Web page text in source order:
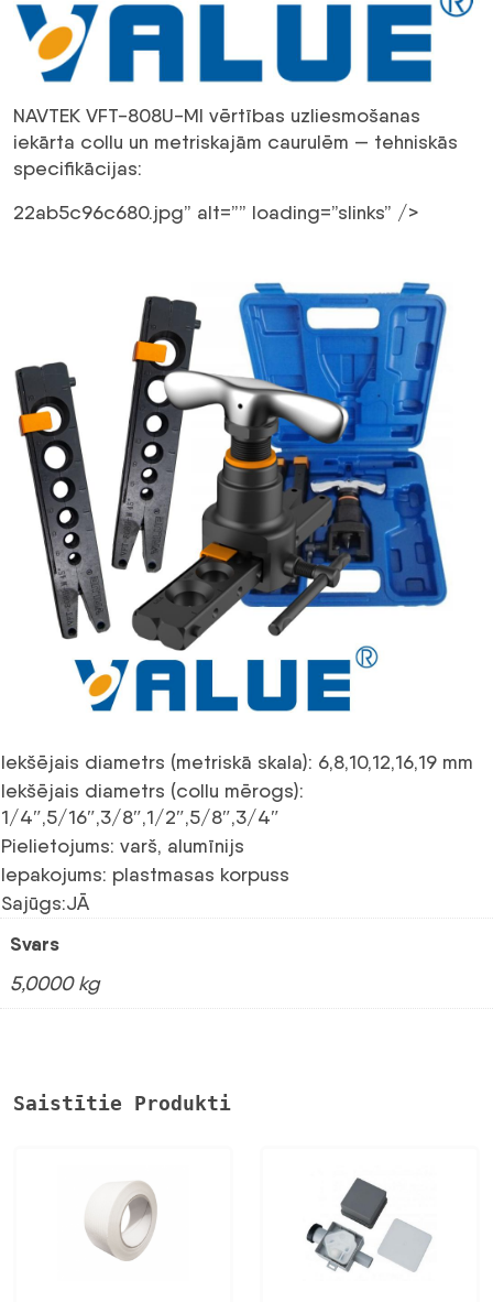
NAVTEK VFT-808U-MI vērtības uzliesmošanas
iekārta collu un metriskajām caurulēm — tehniskās
specifikācijas:
22ab5c96c680.jpg” alt=”” loading=”slinks” />
Iekšējais diametrs (metriskā skala): 6,8,10,12,16,19 mm
Iekšējais diametrs (collu mērogs):
1/4″,5/16″,3/8″,1/2″,5/8″,3/4″
Pielietojums: varš, alumīnijs
Iepakojums: plastmasas korpuss
Sajūgs:JĀ
Svars
5,0000 kg
Saistītie Produkti